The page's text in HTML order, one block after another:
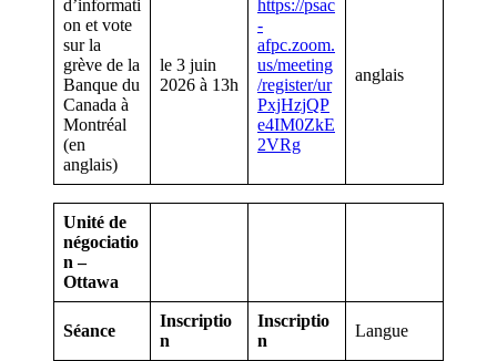
d’informati
on et vote
sur la
grève de la
Banque du
Canada à
Montréal
(en
anglais)
le 3 juin
2026 à 13h
https://psac
-
afpc.zoom.
us/meeting
/register/ur
PxjHzjQP
e4IM0ZkE
2VRg
anglais
Unité de
négociatio
n –
Ottawa
Séance
Inscriptio
n
Inscriptio
n
Langue